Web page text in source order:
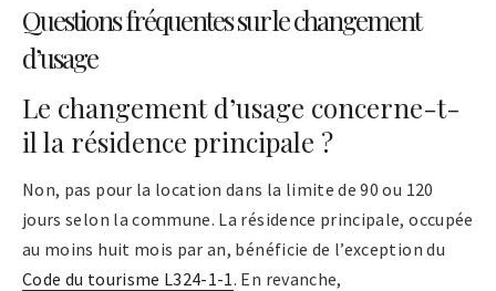
Questions fréquentes sur le changement
d’usage
Le changement d’usage concerne-t-
il la résidence principale ?
Non, pas pour la location dans la limite de 90 ou 120
jours selon la commune. La résidence principale, occupée
au moins huit mois par an, bénéficie de l’exception du
Code du tourisme L324-1-1. En revanche,